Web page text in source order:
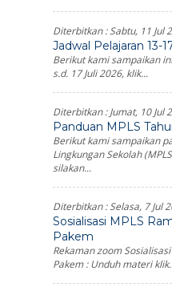
Diterbitkan :Sabtu, 11 Jul
Jadwal Pelajaran 13-
Berikut kami sampaikan
s.d. 17 Juli 2026, klik...
Diterbitkan :Jumat, 10 Jul
Panduan MPLS
Berikut kami sampaikan
Lingkungan Sekolah
silakan...
Diterbitkan :Selasa, 7 Jul
Sosialisasi MPLS
Pakem
Rekaman zoom
Pakem : Unduh materi